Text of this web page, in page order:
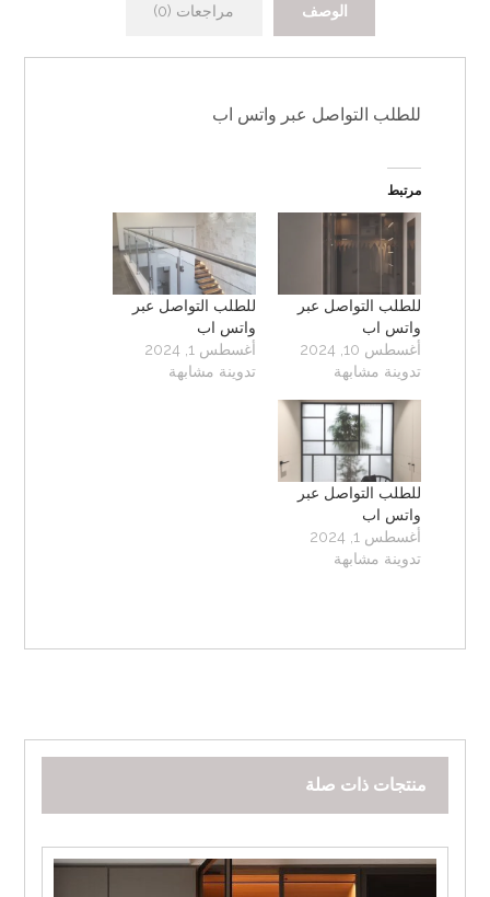
الوصف مراجعات (0)
للطلب التواصل عبر واتس اب
مرتبط
للطلب التواصل عبر
واتس اب
أغسطس 10, 2024
تدوينة مشابهة
للطلب التواصل عبر
واتس اب
أغسطس 1, 2024
تدوينة مشابهة
للطلب التواصل عبر
واتس اب
أغسطس 1, 2024
تدوينة مشابهة
منتجات ذات صلة